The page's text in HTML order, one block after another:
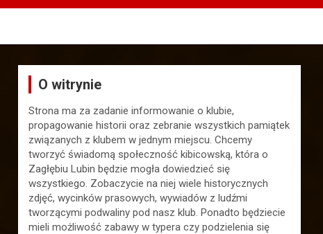
O witrynie
Strona ma za zadanie informowanie o klubie,
propagowanie historii oraz zebranie wszystkich pamiątek
związanych z klubem w jednym miejscu. Chcemy
tworzyć świadomą społeczność kibicowską, która o
Zagłębiu Lubin będzie mogła dowiedzieć się
wszystkiego. Zobaczycie na niej wiele historycznych
zdjęć, wycinków prasowych, wywiadów z ludźmi
tworzącymi podwaliny pod nasz klub. Ponadto będziecie
mieli możliwość zabawy w typera czy podzielenia się